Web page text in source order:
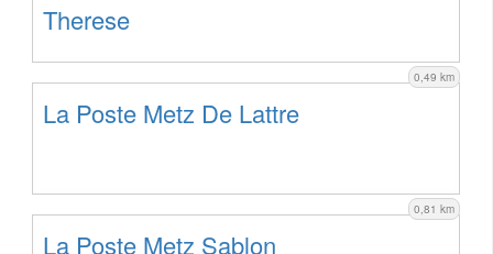
Therese
0,49 km
La Poste Metz De Lattre
0,81 km
La Poste Metz Sablon